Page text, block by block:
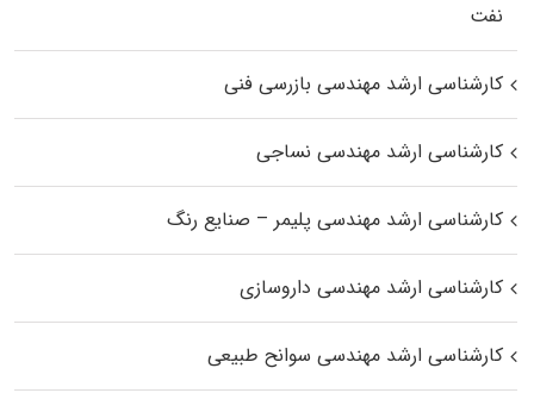
نفت
کارشناسی ارشد مهندسی بازرسی فنی
کارشناسی ارشد مهندسی نساجی
کارشناسی ارشد مهندسی پلیمر – صنایع رنگ
کارشناسی ارشد مهندسی داروسازی
کارشناسی ارشد مهندسی سوانح طبیعی